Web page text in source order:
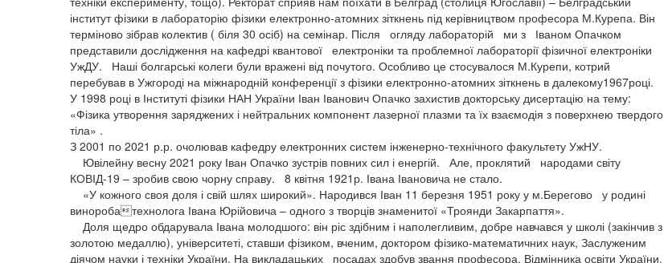
інститут фізики в лабораторію фізики електронно-атомних зіткнень під керівництвом професора М.Курепа. Він
терміново зібрав колектив ( біля 30 осіб) на семінар. Після огляду лабораторій ми з Іваном Опачком
представили дослідження на кафедрі квантової електроніки та проблемної лабораторії фізичної електроніки
УжДУ. Наші болгарські колеги були вражені від почутого. Особливо це стосувалося М.Курепи, котрий
перебував в Ужгороді на міжнародній конференції з фізики електронно-атомних зіткнень в далекому1967році.
У 1998 році в Інституті фізики НАН України Іван Іванович Опачко захистив докторську дисертацію на тему:
«Фізика утворення заряджених і нейтральних компонент лазерної плазми та їх взаємодія з поверхнею твердого
тіла» .
З 2001 по 2021 р.р. очолював кафедру електронних систем інженерно-технічного факультету УжНУ.
Ювілейну весну 2021 року Іван Опачко зустрів повних сил і енергій. Але, проклятий народами світу
КОВІД-19 – зробив свою чорну справу. 8 квітня 1921р. Івана Івановича не стало.
«У кожного своя доля і свій шлях широкий». Народився Іван 11 березня 1951 року у м.Берегово у родині
виноробатехнолога Івана Юрійовича – одного з творців знаменитої «Троянди Закарпаття».
Доля щедро обдарувала Івана молодшого: він ріс здібним і наполегливим, добре навчався у школі (закінчив з
золотою медаллю), університеті, ставши фізиком, вченим, доктором фізико-математичних наук, Заслуженим
діячом науки і техніки України. На викладацьких посадах здобув звання професора, Відмінника освіти України.